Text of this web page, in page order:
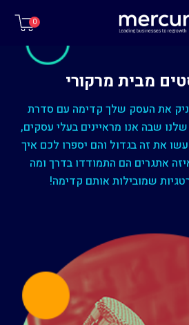
0
מבית מרקורי
את העסק שלך קדימה עם סדרת
שבה אנו מראיינים בעלי עסקים,
את זה בגדול והם יספרו לכם איך
אתגרים הם התמודדו בדרך ומה
שמובילות אותם קדימה!